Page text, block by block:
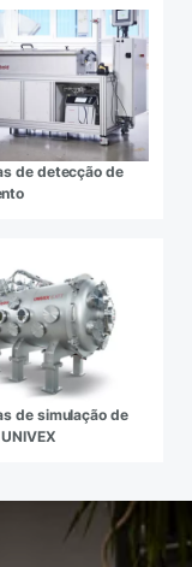
de detecção de
de simulação de